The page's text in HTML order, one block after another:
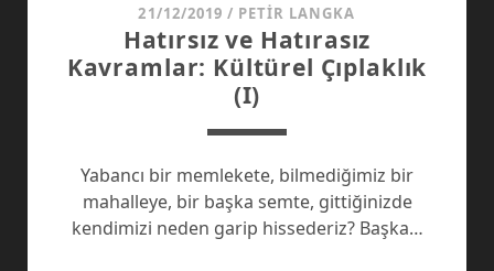
II
21/12/2019 / PETIR LANGKA
Hatırsız ve Hatırasız
Kavramlar: Kültürel Çıplaklık
(I)
Yabancı bir memlekete, bilmediğimiz bir
mahalleye, bir başka semte, gittiğinizde
kendimizi neden garip hissederiz? Başka…